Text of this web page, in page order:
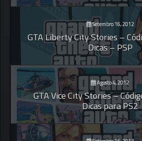
Setembro 16, 2012
GTA Liberty City Stories –
Dicas – PSP
Agosto 4, 2012
GTA Vice City Stories –
Dicas para PS2